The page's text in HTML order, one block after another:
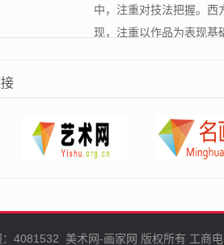
中，注重对技法把握。西
现，注重以作品为表现基
4081532 美术网-画家网 版权所有 工商